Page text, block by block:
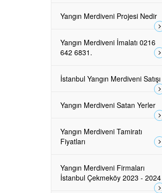
Yangın Merdiveni Projesi Nedir
Yangın Merdiveni İmalatı 0216
642 6831.
İstanbul Yangın Merdiveni Satışı
Yangın Merdiveni Satan Yerler
Yangın Merdiveni Tamiratı
Fiyatları
Yangın Merdiveni Firmaları
İstanbul Çekmeköy 2023 - 2024